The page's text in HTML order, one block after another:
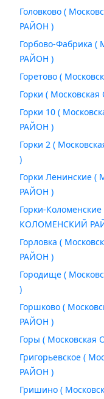
Головково (
РАЙОН )
Горбово-Фабрика (
РАЙОН )
Горетово (
Горки (
Горки 10 (
РАЙОН )
Горки 2 (
)
Горки Ленинские (
РАЙОН )
Горки-
КОЛОМЕНСКИЙ
Горловка (
РАЙОН )
Городище (
)
Горшково (
РАЙОН )
Горы (
Григорьевское (
РАЙОН )
Гришино (